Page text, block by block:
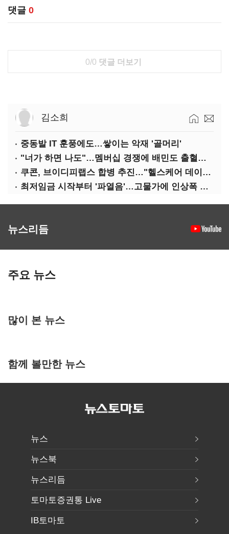
댓글 0
0/0 댓글 더보기
김소희
중동발 IT 훈풍에도…쌓이는 악재 '골머리'
"너가 하면 나도"…멤버십 경쟁에 배민도 출혈경쟁
쿠콘, 브이디피랩스 합병 추진…"헬스케어 데이터 플랫폼 확대"
최저임금 시작부터 '파열음'…고물가에 인상폭 갈등
뉴스리듬
주요 뉴스
많이 본 뉴스
함께 볼만한 뉴스
뉴스
뉴스북
뉴스리듬
토마토증권통 Live
IB토마토